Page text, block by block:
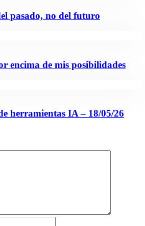
pasado, no del futuro
encima de mis posibilidades
herramientas IA – 18/05/26